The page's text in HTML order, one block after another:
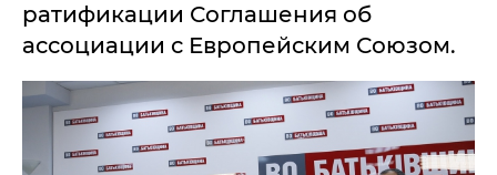
ратификации Соглашения об
ассоциации с Европейским Союзом.